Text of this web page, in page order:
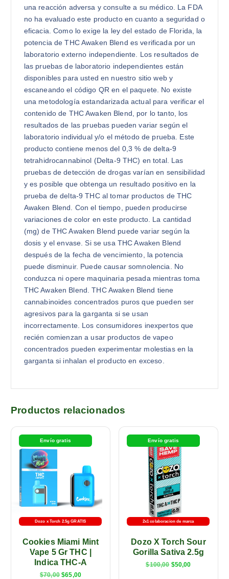
una reacción adversa y consulte a su médico. La FDA
no ha evaluado este producto en cuanto a seguridad o
eficacia. Como lo exige la ley del estado de Florida, la
potencia de THC Awaken Blend es verificada por un
laboratorio externo independiente. Los resultados de
las pruebas de laboratorio independientes están
disponibles para usted en nuestro sitio web y
escaneando el código QR en el paquete. No existe
una metodología estandarizada actual para verificar el
contenido de THC Awaken Blend, por lo tanto, los
resultados de las pruebas pueden variar según el
laboratorio individual y/o el método de prueba. Este
producto contiene menos del 0,3 % de delta-9
tetrahidrocannabinol (Delta-9 THC) en total. Las
pruebas de detección de drogas varían en sensibilidad
y es posible que obtenga un resultado positivo en la
prueba de delta-9 THC al tomar productos de THC
Awaken Blend. Con el tiempo, pueden producirse
variaciones de color en este producto. La cantidad
(mg) de THC Awaken Blend puede variar según la
dosis y el envase. Si se usa THC Awaken Blend
después de la fecha de vencimiento, la potencia
puede disminuir. Puede causar somnolencia. No
conduzca ni opere maquinaria pesada mientras toma
THC Awaken Blend. THC Awaken Blend tiene
cannabinoides concentrados puros que pueden ser
agresivos para la garganta si se usan
incorrectamente. Los consumidores inexpertos que
recién comienzan a usar productos de vapeo
concentrados pueden experimentar molestias en la
garganta si inhalan el producto en exceso.
Productos relacionados
Envío gratis
Dozo x Torch 2.5g GRATIS
Cookies Miami Mint
Vape 5 Gr THC |
Indica THC-A
$70,00 $65,00
Envío gratis
2x1 colaboracion de marca
Dozo X Torch Sour
Gorilla Sativa 2.5g
$100,00 $50,00